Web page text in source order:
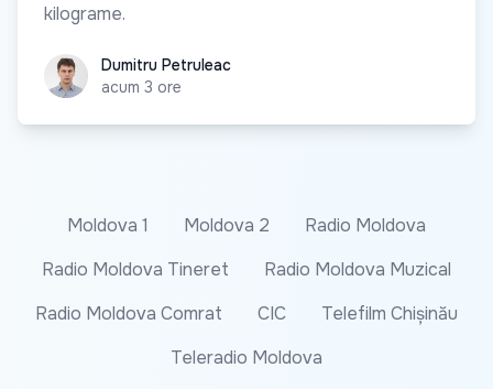
kilograme.
Dumitru Petruleac
Dumitru Petruleac
acum 3 ore
Moldova 1 Moldova 2
Radio Moldova
Radio Moldova Tineret
Radio Moldova Muzical
Radio Moldova Comrat
CIC
Telefilm Chișinău
Teleradio Moldova